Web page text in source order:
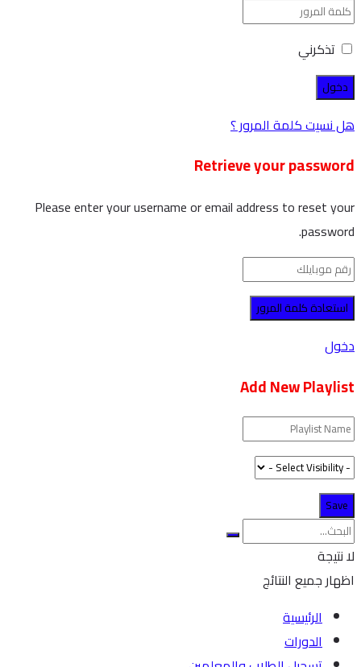
تذكرني
هل نسيت كلمة المرور ؟
Retrieve your password
Please enter your username or email address to reset your
password.
دخول
Add New Playlist
لا نتيجة
اظهار جميع النتائج
الرئيسية
الدورات